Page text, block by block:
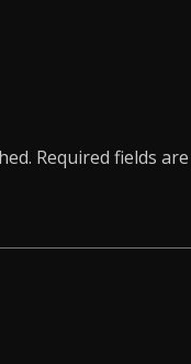
Required fields